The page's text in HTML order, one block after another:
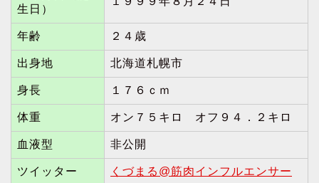
生日）
年齢 ２４歳
出身地 北海道札幌市
身長 １７６ｃｍ
体重 オン７５キロ オフ９４．２キロ
血液型 非公開
ツイッター くづまる@筋肉インフルエンサー